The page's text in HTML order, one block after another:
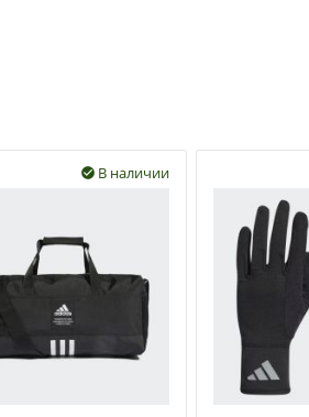
В наличии
